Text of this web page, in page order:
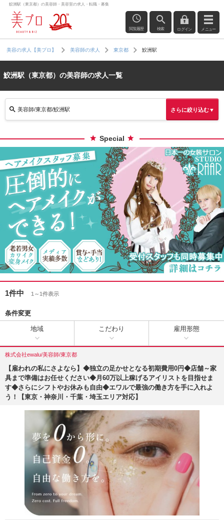
鮫洲駅（東京都）の美容師・美容室の求人・転職・募集
閲覧履歴 検索 ログイン メニュー
美容の求人【美プロ】 美容師の求人 東京都 鮫洲駅
鮫洲駅（東京都）の美容師の求人一覧
美容師/東京都/鮫洲駅 さらに絞り込む▼
Special
1件中 1～1件表示
条件変更
地域 こだわり 雇用形態
株式会社ewalu/美容師/東京都
【雇われの私にさよなら】◆独立の足かせとなる初期費用0円◆店舗～家
具まで準備はお任せください◆月60万以上稼げるアイリストを目指せま
す◆さらにシフトやお休みも自由◆エワルで最強の働き方を手に入れよ
う！【東京・神奈川・千葉・埼玉エリア対応】